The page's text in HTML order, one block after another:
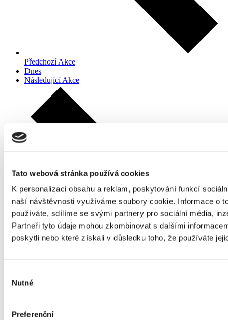
Tato webová stránka používá cookies
K personalizaci obsahu a reklam, poskytování funkcí
naší návštěvnosti využíváme soubory cookie. Informace o
používáte, sdílíme se svými partnery pro sociální média,
Partneři tyto údaje mohou zkombinovat s dalšími
poskytli nebo které získali v důsledku toho, že používáte
souhlasu
Nutné
Preferenční
PředchozíAkce
Dnes
NásledujícíAkce